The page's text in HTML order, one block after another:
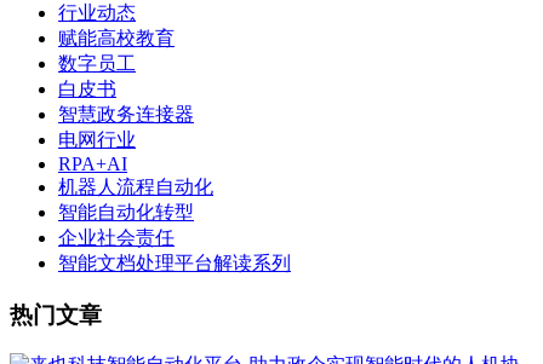
行业动态
赋能高校教育
数字员工
白皮书
智慧政务连接器
电网行业
RPA+AI
机器人流程自动化
智能自动化转型
企业社会责任
智能文档处理平台解读系列
热门文章